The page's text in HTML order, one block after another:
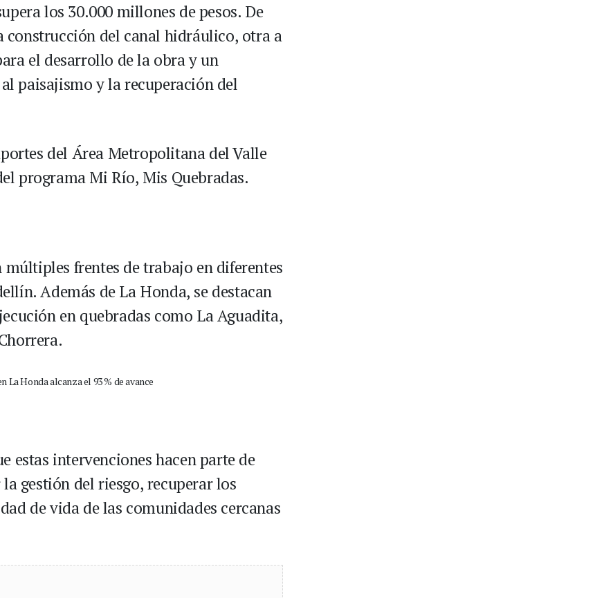
los 30.000 millones de pesos. De
construcción del canal hidráulico, otra a
el desarrollo de la obra y un
paisajismo y la recuperación del
del Área Metropolitana del Valle
programa Mi Río, Mis Quebradas.
frentes de trabajo en diferentes
Además de La Honda, se destacan
en quebradas como La Aguadita,
estas intervenciones hacen parte de
gestión del riesgo, recuperar los
de vida de las comunidades cercanas